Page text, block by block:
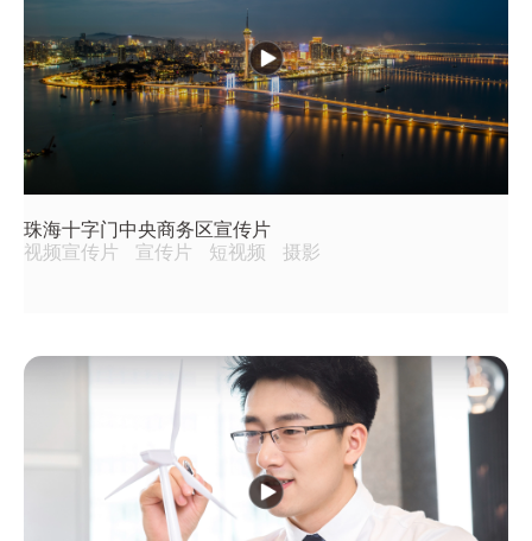
珠海十字门中央商务区宣传片
视频宣传片
宣传片 短视频 摄影